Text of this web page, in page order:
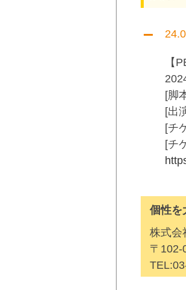
【
[脚
[出
[チ
[チ
個性を
株式会
〒102-
TEL: